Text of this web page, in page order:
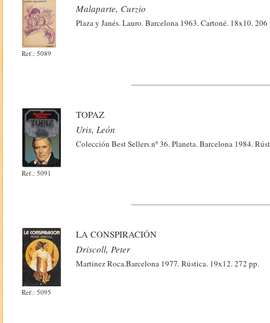
Ref.: 5089
Malaparte, Curzio
Plaza y Janés. Lauro. Barcelona 1963. Cartoné. 18x10.
Ref.: 5091
TOPAZ
Uris, León
Colección Best Sellers nº 36. Planeta. Barcelona 1984.
Ref.: 5095
LA CONSPIRACIÓN
Driscoll, Peter
Martinez Roca.Barcelona 1977. Rústica. 19x12. 272 pp.